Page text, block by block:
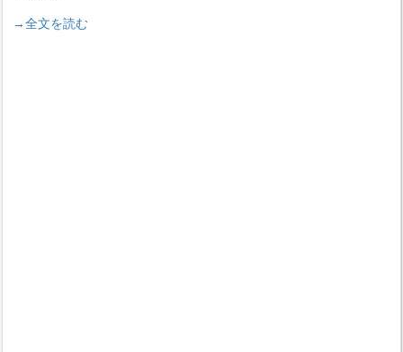
→全文を読む